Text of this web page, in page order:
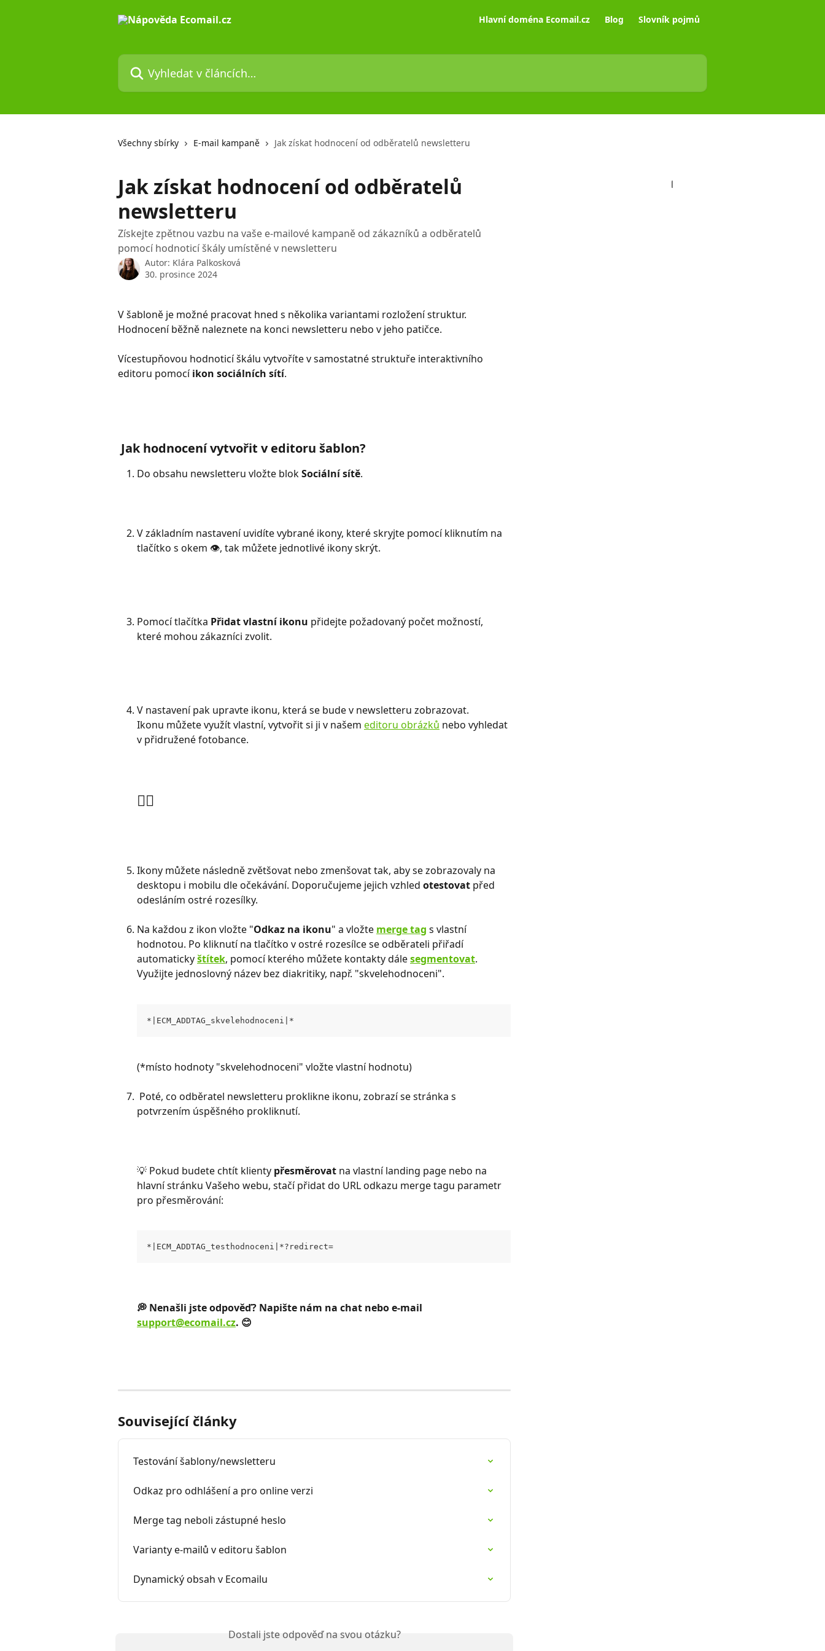
Hlavní doména Ecomail.cz Blog Slovník pojmů
Vyhledat v článcích…
Všechny sbírky E-mail kampaně Jak získat hodnocení od odběratelů newsletteru
Jak získat hodnocení od odběratelů
newsletteru
Získejte zpětnou vazbu na vaše e-mailové kampaně od zákazníků a odběratelů
pomocí hodnoticí škály umístěné v newsletteru
Autor: Klára Palkosková
30. prosince 2024
V šabloně je možné pracovat hned s několika variantami rozložení struktur.
Hodnocení běžně naleznete na konci newsletteru nebo v jeho patičce.
Vícestupňovou hodnoticí škálu vytvoříte v samostatné struktuře interaktivního
editoru pomocí ikon sociálních sítí.
Jak hodnocení vytvořit v editoru šablon?
Do obsahu newsletteru vložte blok Sociální sítě.
V základním nastavení uvidíte vybrané ikony, které skryjte pomocí kliknutím na
tlačítko s okem 👁️, tak můžete jednotlivé ikony skrýt.
Pomocí tlačítka Přidat vlastní ikonu přidejte požadovaný počet možností,
které mohou zákazníci zvolit.
V nastavení pak upravte ikonu, která se bude v newsletteru zobrazovat.
Ikonu můžete využít vlastní, vytvořit si ji v našem editoru obrázků nebo vyhledat
v přidružené fotobance.
👇🏼
​Ikony můžete následně zvětšovat nebo zmenšovat tak, aby se zobrazovaly na
desktopu i mobilu dle očekávání. Doporučujeme jejich vzhled otestovat před
odesláním ostré rozesílky.
Na každou z ikon vložte "Odkaz na ikonu" a vložte merge tag s vlastní
hodnotou. Po kliknutí na tlačítko v ostré rozesílce se odběrateli přiřadí
automaticky štítek, pomocí kterého můžete kontakty dále segmentovat.
Využijte jednoslovný název bez diakritiky, např. "skvelehodnoceni".
*|ECM_ADDTAG_skvelehodnoceni|*
(*místo hodnoty "skvelehodnoceni" vložte vlastní hodnotu) ​
potvrzením úspěšného prokliknutí.
💡 Pokud budete chtít klienty přesměrovat na vlastní landing page nebo na
hlavní stránku Vašeho webu, stačí přidat do URL odkazu merge tagu parametr
pro přesměrování:
*|ECM_ADDTAG_testhodnoceni|*?redirect=
💭 Nenašli jste odpověď? Napište nám na chat nebo e-mail
support@ecomail.cz. 😊
Související články
Testování šablony/newsletteru
Odkaz pro odhlášení a pro online verzi
Merge tag neboli zástupné heslo
Varianty e-mailů v editoru šablon
Dynamický obsah v Ecomailu
Dostali jste odpověď na svou otázku?